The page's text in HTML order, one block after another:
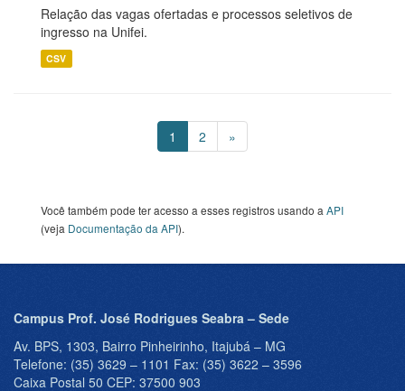
Relação das vagas ofertadas e processos seletivos de
ingresso na Unifei.
CSV
1 2 »
Você também pode ter acesso a esses registros usando a API
(veja Documentação da API).
Campus Prof. José Rodrigues Seabra – Sede
Av. BPS, 1303, Bairro Pinheirinho, Itajubá – MG
Telefone: (35) 3629 – 1101 Fax: (35) 3622 – 3596
Caixa Postal 50 CEP: 37500 903